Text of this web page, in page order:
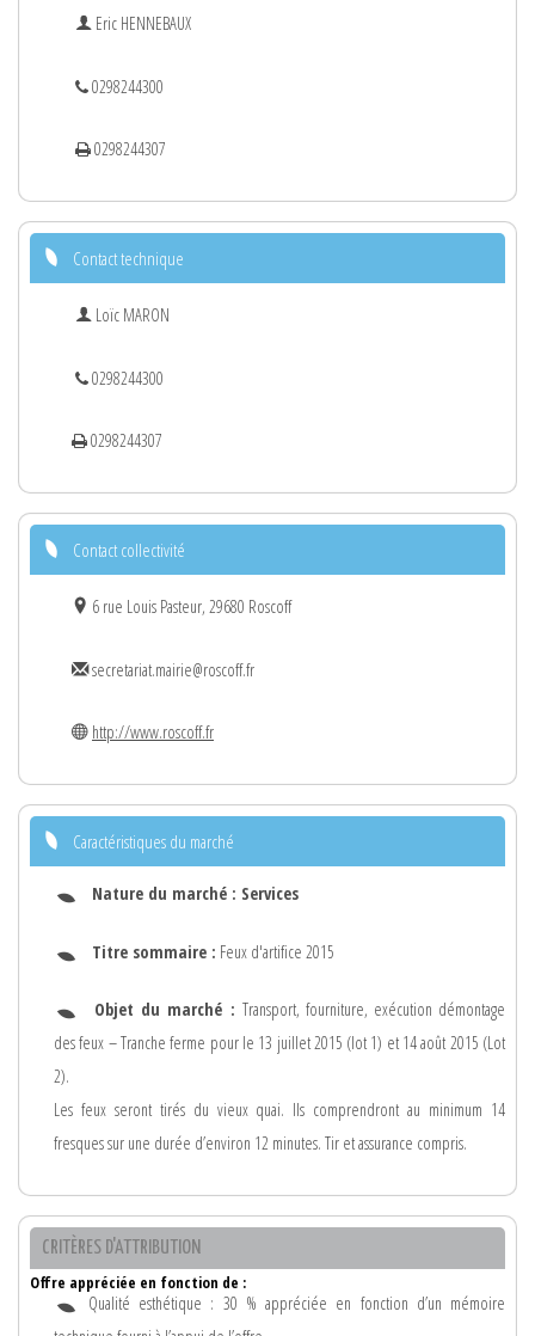
Eric HENNEBAUX
0298244300
0298244307
Contact technique
Loïc MARON
0298244300
0298244307
Contact collectivité
6 rue Louis Pasteur, 29680 Roscoff
secretariat.mairie@roscoff.fr
http://www.roscoff.fr
Caractéristiques du marché
Nature du marché : Services
Titre sommaire : Feux d'artifice 2015
Objet du marché : Transport, fourniture, exécution démontage
des feux – Tranche ferme pour le 13 juillet 2015 (lot 1) et 14 août 2015 (Lot
2).
Les feux seront tirés du vieux quai. Ils comprendront au minimum 14
fresques sur une durée d’environ 12 minutes. Tir et assurance compris.
CRITÈRES D'ATTRIBUTION
Offre appréciée en fonction de :
Qualité esthétique : 30 % appréciée en fonction d’un mémoire